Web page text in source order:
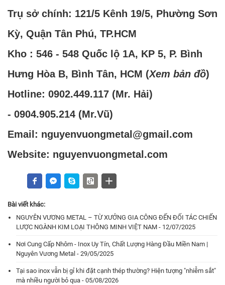
Trụ sở chính: 121/5 Kênh 19/5, Phường Sơn
Kỳ, Quận Tân Phú, TP.HCM
Kho : 546 - 548 Quốc lộ 1A, KP 5, P. Bình
Hưng Hòa B, Bình Tân, HCM (Xem bản đồ)
Hotline: 0902.449.117 (Mr. Hải)
- 0904.905.214 (Mr.Vũ)
Email: nguyenvuongmetal@gmail.com
Website: nguyenvuongmetal.com
Bài viết khác:
NGUYÊN VƯƠNG METAL – TỪ XƯỞNG GIA CÔNG ĐẾN ĐỐI TÁC CHIẾN
LƯỢC NGÀNH KIM LOẠI THÔNG MINH VIỆT NAM - 12/07/2025
Nơi Cung Cấp Nhôm - Inox Uy Tín, Chất Lượng Hàng Đầu Miền Nam |
Nguyên Vương Metal - 29/05/2025
Tại sao inox vẫn bị gỉ khi đặt cạnh thép thường? Hiện tượng "nhiễm sắt"
mà nhiều người bỏ qua - 05/08/2026